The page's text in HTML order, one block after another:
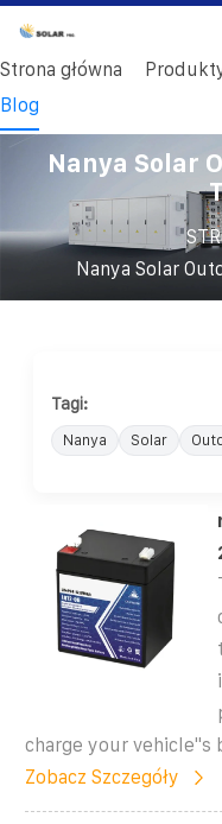
Strona główna
Blog
Nanya Solar
Nanya Solar
Tagi:
Nanya Solar
charge your vehicle''s
Zobacz Szczegóły